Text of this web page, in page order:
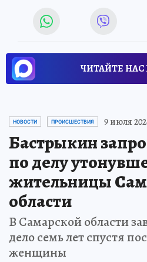
ЧИТАЙТЕ НАС
НОВОСТИ ПРОИСШЕСТВИЯ 9 июля
Бастрыкин
по делу
жительницы
области
В Самарской области
дело семь лет спустя
женщины